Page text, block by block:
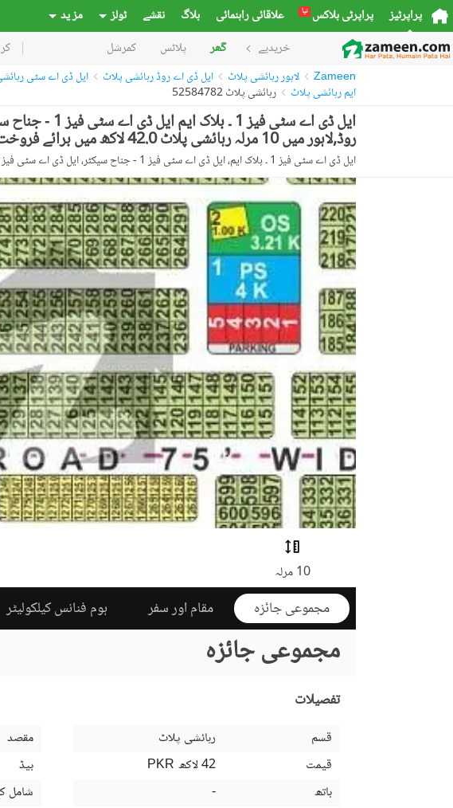
پراپرٹیز پراپرٹی بلاکس نیا علاقائی راہنمائی بلاگ نقشے ٹولز مز ید
خریدیے گھر پلاٹس کمرشل
Zameen لاہور رہائشی پلاٹ ایل ڈی اے روڈ رہائشی پلاٹ ایل ڈی اے سٹی
ایم رہائشی پلاٹ
رہائشی پلاٹ 52584782
روڈ,لاہور میں 10 مرلہ رہائشی پلاٹ 42.0 لاکھ میں برائے فروخت۔
ایل ڈی اے سٹی فیز 1 ۔ بلاک ایم، ایل ڈی اے سٹی فیز 1 - جناح سیکٹر، ایل ڈی اے سٹی فیز 1، ایل ڈی اے سٹی، ایل ڈی اے روڈ، لاہور، پنجاب
10 مرلہ
مجموعی جائزہ مقام اور سفر ہوم فنانس کیلکولیٹر
مجموعی جائزہ
تفصیلات
قسم
رہائشی پلاٹ
قیمت
PKR
42 لاکھ
باتھ
-
مقصد
بیڈ
شامل